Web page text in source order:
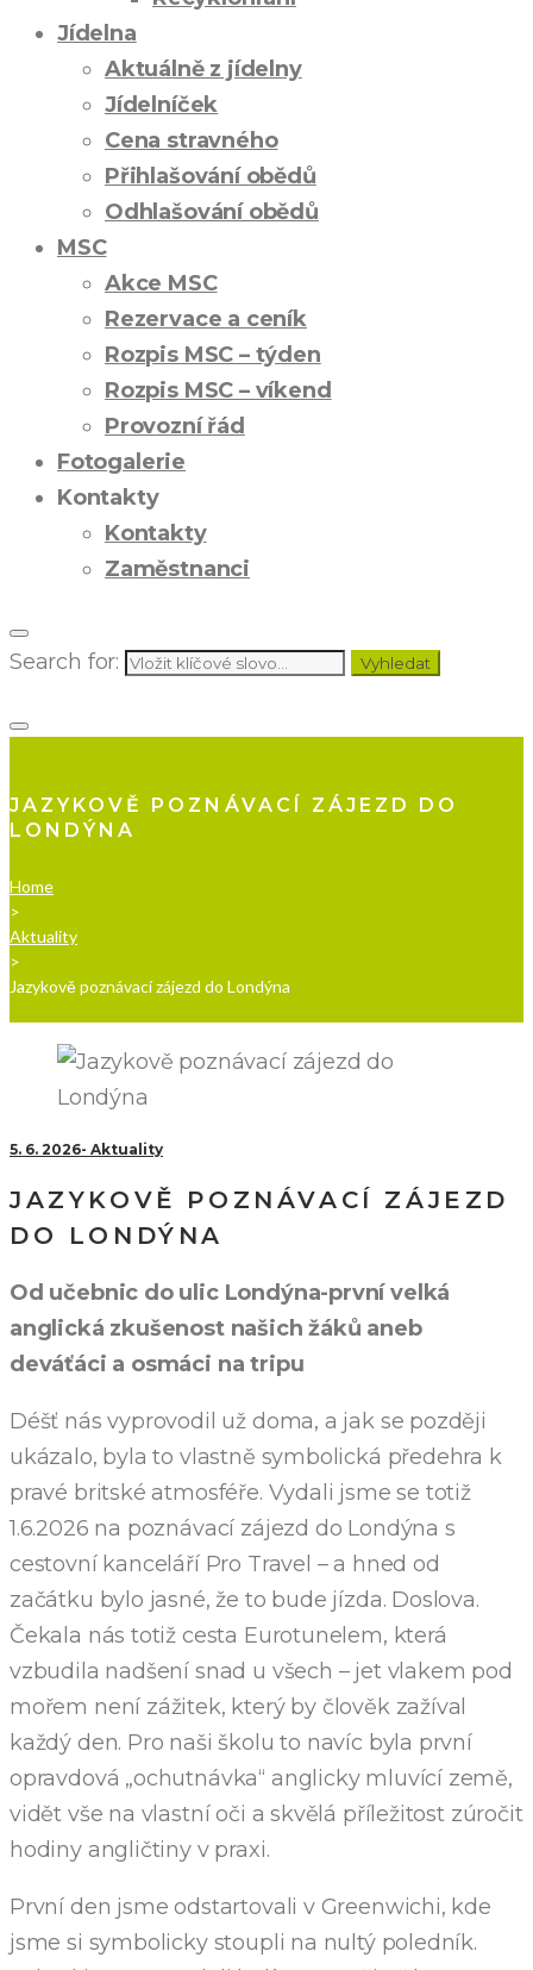
Jídelna
Aktuálně z jídelny
Jídelníček
Cena stravného
Přihlašování obědů
Odhlašování obědů
MSC
Akce MSC
Rezervace a ceník
Rozpis MSC – týden
Rozpis MSC – víkend
Provozní řád
Fotogalerie
Kontakty
Kontakty
Zaměstnanci
Search for: Vyhledat
JAZYKOVĚ POZNÁVACÍ ZÁJEZD DO
LONDÝNA
Home
>
Aktuality
>
Jazykově poznávací zájezd do Londýna
5. 6. 2026 Aktuality
JAZYKOVĚ POZNÁVACÍ ZÁJEZD
DO LONDÝNA
Od učebnic do ulic Londýna-první velká
anglická zkušenost našich žáků aneb
deváťáci a osmáci na tripu
Déšť nás vyprovodil už doma, a jak se později
ukázalo, byla to vlastně symbolická předehra k
pravé britské atmosféře. Vydali jsme se totiž
1.6.2026 na poznávací zájezd do Londýna s
cestovní kanceláří Pro Travel – a hned od
začátku bylo jasné, že to bude jízda. Doslova.
Čekala nás totiž cesta Eurotunelem, která
vzbudila nadšení snad u všech – jet vlakem pod
mořem není zážitek, který by člověk zažíval
každý den. Pro naši školu to navíc byla první
opravdová „ochutnávka“ anglicky mluvící země,
vidět vše na vlastní oči a skvělá příležitost zúročit
hodiny angličtiny v praxi.
První den jsme odstartovali v Greenwichi, kde
jsme si symbolicky stoupli na nultý poledník.